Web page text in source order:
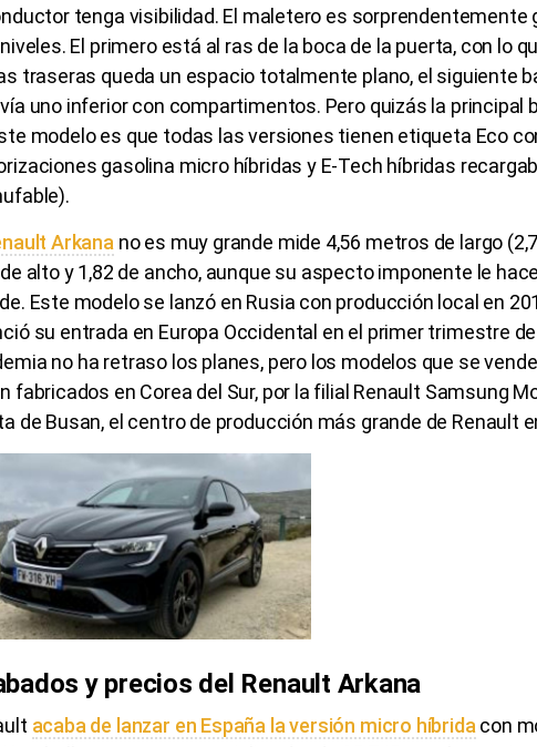
tenga visibilidad. El maletero es sorprendentemente
El primero está al ras de la boca de la puerta, con lo
traseras queda un espacio totalmente plano, el siguiente
uno inferior con compartimentos. Pero quizás la principal
modelo es que todas las versiones tienen etiqueta Eco
gasolina micro híbridas y E-Tech híbridas
Arkana no es muy grande mide 4,56 metros de largo
alto y 1,82 de ancho, aunque su aspecto imponente le
Este modelo se lanzó en Rusia con producción local en
su entrada en Europa Occidental en el primer trimestre
no ha retraso los planes, pero los modelos que se
fabricados en Corea del Sur, por la filial Renault Samsung
de Busan, el centro de producción más grande de Renault
y precios del Renault Arkana
acaba de lanzar en España la versión micro híbrida con